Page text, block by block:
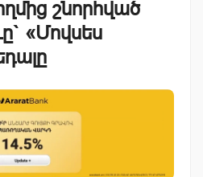
շնորհված
«Մովսես